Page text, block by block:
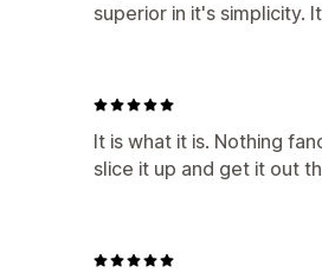
superior in it's simplicity.
It is what it is. Nothing
slice it up and get it out